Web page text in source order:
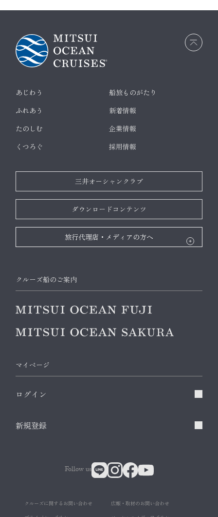
画面
最上
あじわう
ふれあう
たのしむ
くつろぐ
船旅ものがたり
新着情報
企業情報
採用情報
三井オーシャンクラブ
ダウンロードコンテンツ
旅行代理店・メディアの方へ
クルーズ船のご案内
マイページ
ログイン
新規登録
クルーズに関するお問い合わせ
広報・取材のお問い合わせ
Follow us